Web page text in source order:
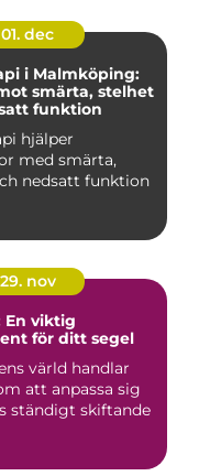
01. dec
i Malmköping:
smärta, stelhet
funktion
hjälper
med smärta,
nedsatt funktion
29. nov
En viktig
för ditt segel
värld handlar
att anpassa sig
ständigt skiftande